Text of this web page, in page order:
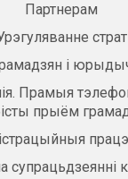
Партнерам
страт
і
Прамыя
прыём
супрацьдзеянні